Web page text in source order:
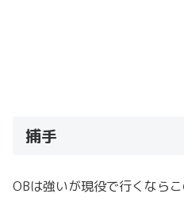
捕手
OBは強いが現役で行くならこ